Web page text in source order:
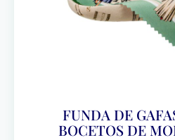
FUNDA DE
BOCETOS DE